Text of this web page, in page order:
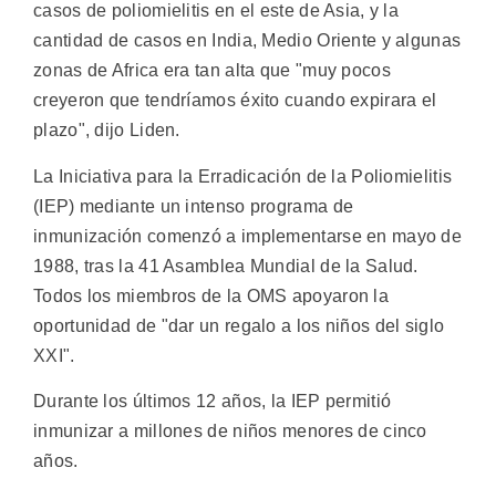
casos de poliomielitis en el este de Asia, y la
cantidad de casos en India, Medio Oriente y algunas
zonas de Africa era tan alta que "muy pocos
creyeron que tendríamos éxito cuando expirara el
plazo", dijo Liden.
La Iniciativa para la Erradicación de la Poliomielitis
(IEP) mediante un intenso programa de
inmunización comenzó a implementarse en mayo de
1988, tras la 41 Asamblea Mundial de la Salud.
Todos los miembros de la OMS apoyaron la
oportunidad de "dar un regalo a los niños del siglo
XXI".
Durante los últimos 12 años, la IEP permitió
inmunizar a millones de niños menores de cinco
años.